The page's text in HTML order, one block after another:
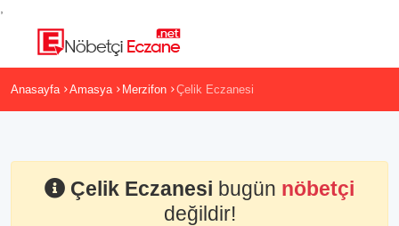
Anasayfa Amasya Merzifon Çelik Eczanesi
Çelik Eczanesi bugün nöbetçi
değildir!